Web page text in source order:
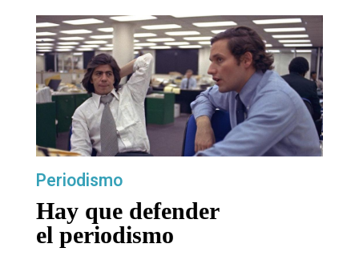
Hay que defender
el periodismo
Periodismo